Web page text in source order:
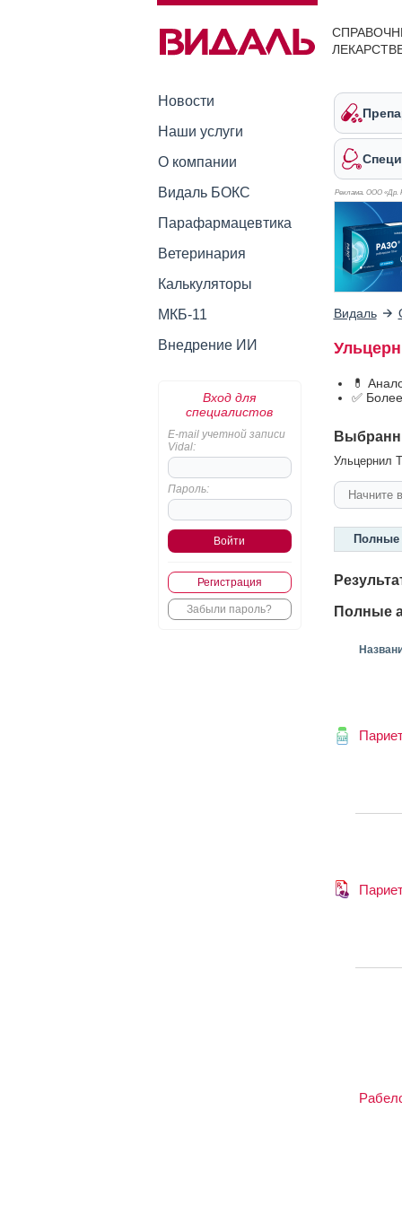
Новости
Наши услуги
О компании
Видаль БОКС
Парафармацевтика
Ветеринария
Калькуляторы
МКБ-11
Внедрение ИИ
Вход для
специалистов
E-mail учетной записи
Vidal:
Пароль:
Регистрация
Забыли пароль?
Реклама. ООО «Др.
Видаль
💊
✅
Ульцернил
Полные
Полные